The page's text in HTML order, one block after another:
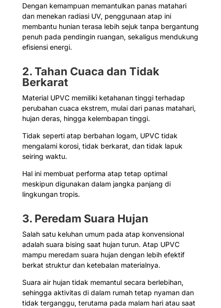
Dengan kemampuan memantulkan panas matahari
dan menekan radiasi UV, penggunaan atap ini
membantu hunian terasa lebih sejuk tanpa bergantung
penuh pada pendingin ruangan, sekaligus mendukung
efisiensi energi.
2. Tahan Cuaca dan Tidak
Berkarat
Material UPVC memiliki ketahanan tinggi terhadap
perubahan cuaca ekstrem, mulai dari panas matahari,
hujan deras, hingga kelembapan tinggi.
Tidak seperti atap berbahan logam, UPVC tidak
mengalami korosi, tidak berkarat, dan tidak lapuk
seiring waktu.
Hal ini membuat performa atap tetap optimal
meskipun digunakan dalam jangka panjang di
lingkungan tropis.
3. Peredam Suara Hujan
Salah satu keluhan umum pada atap konvensional
adalah suara bising saat hujan turun. Atap UPVC
mampu meredam suara hujan dengan lebih efektif
berkat struktur dan ketebalan materialnya.
Suara air hujan tidak memantul secara berlebihan,
sehingga aktivitas di dalam rumah tetap nyaman dan
tidak terganggu, terutama pada malam hari atau saat